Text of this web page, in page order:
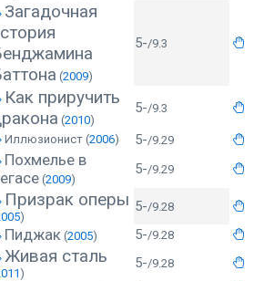
Загадочная
(2009)
5-/9.3
Как приручить
(2010)
5-/9.3
Иллюзионист (2006) 5-/9.29
Похмелье в
(2009)
5-/9.29
Призрак оперы
)
5-/9.28
Пиджак (2005) 5-/9.28
Живая сталь
)
5-/9.28